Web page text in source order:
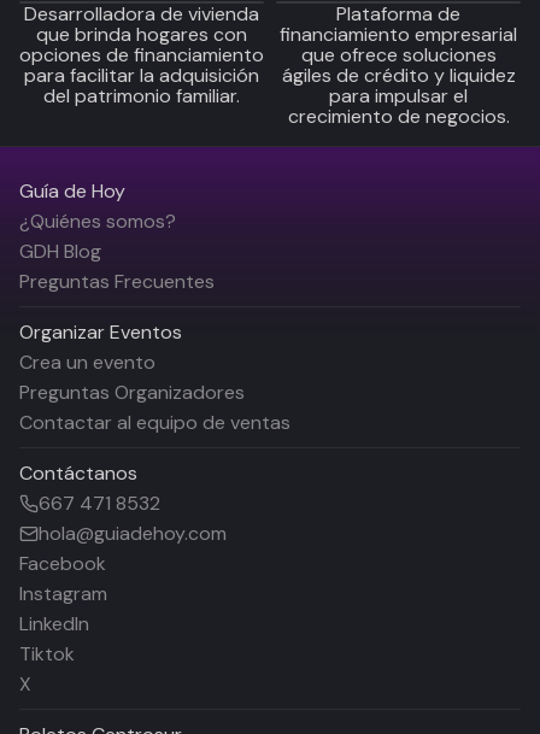
Desarrolladora de vivienda
que brinda hogares con
opciones de financiamiento
para facilitar la adquisición
del patrimonio familiar.
Plataforma de
financiamiento empresarial
que ofrece soluciones
ágiles de crédito y liquidez
para impulsar el
crecimiento de negocios.
Guía de Hoy
¿Quiénes somos?
GDH Blog
Preguntas Frecuentes
Organizar Eventos
Crea un evento
Preguntas Organizadores
Contactar al equipo de ventas
Contáctanos
667 471 8532
hola@guiadehoy.com
Facebook
Instagram
LinkedIn
Tiktok
X